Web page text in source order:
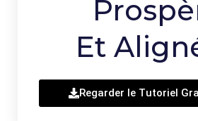
Et
Regarder le Tutoriel